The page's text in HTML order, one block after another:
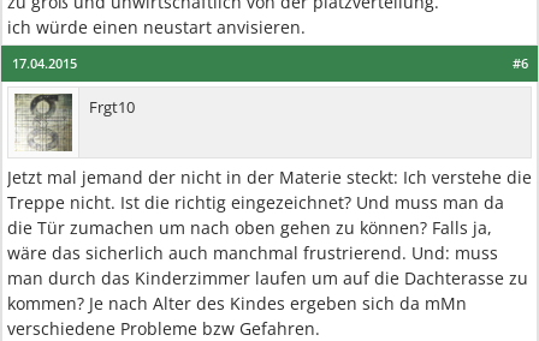
ich würde einen neustart anvisieren.
#6
17.04.2015
Frgt10
Jetzt mal jemand der nicht in der Materie steckt: Ich verstehe die
Treppe nicht. Ist die richtig eingezeichnet? Und muss man da
die Tür zumachen um nach oben gehen zu können? Falls ja,
wäre das sicherlich auch manchmal frustrierend. Und: muss
man durch das Kinderzimmer laufen um auf die Dachterasse zu
kommen? Je nach Alter des Kindes ergeben sich da mMn
verschiedene Probleme bzw Gefahren.